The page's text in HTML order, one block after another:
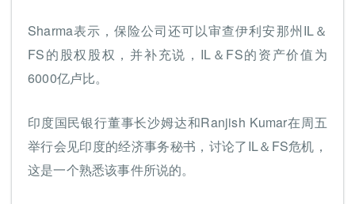
Sharma表示，保险公司还可以审查伊利安那州IL＆
FS的股权股权，并补充说，IL＆FS的资产价值为
6000亿卢比。
印度国民银行董事长沙姆达和Ranjish Kumar在周五
举行会见印度的经济事务秘书，讨论了IL＆FS危机，
这是一个熟悉该事件所说的。